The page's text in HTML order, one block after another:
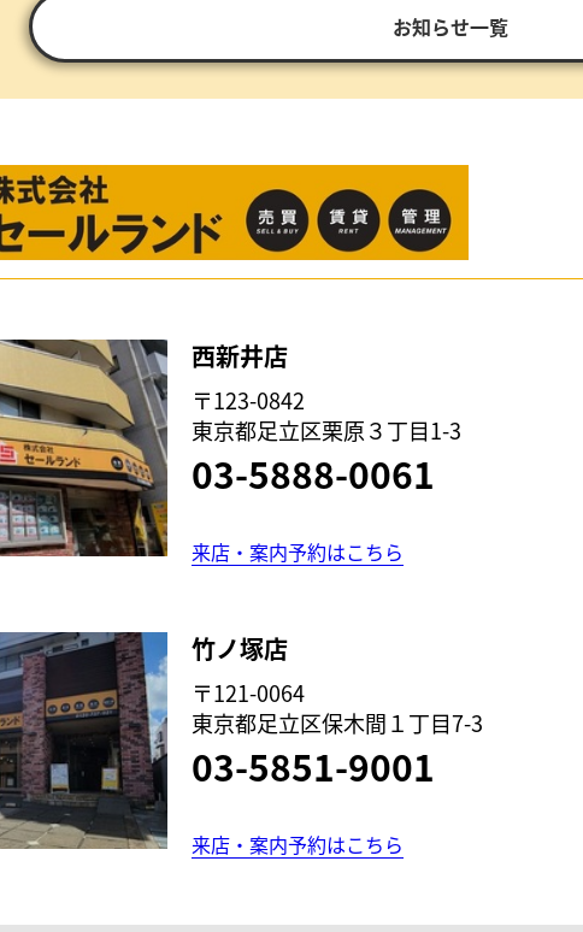
お知らせ一覧
西新井店
〒123-0842
東京都足立区栗原３丁目1-3
03-5888-0061
来店・案内予約はこちら
竹ノ塚店
〒121-0064
東京都足立区保木間１丁目7-3
03-5851-9001
来店・案内予約はこちら